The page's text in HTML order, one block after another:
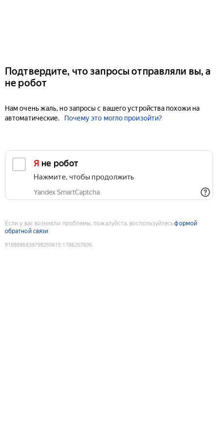
Подтвердите, что запросы отправляли вы, а
не робот
Нам очень жаль, но запросы с вашего устройства похожи на
автоматические.
Почему это могло произойти?
Я не робот
Нажмите, чтобы продолжить
Yandex SmartCaptcha
Если у вас возникли проблемы, пожалуйста, воспользуйтесьформой
обратной связи
9189898839799255615:1786207605